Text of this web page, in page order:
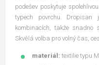
podešev poskytuje
typech povrchu. Dropisan
kombinacích, takže snadno
Skvělá volba pro volný čas,
materiál: textilie typu